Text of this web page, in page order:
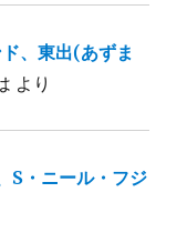
、東出(あずま
より
S・ニール・フジ